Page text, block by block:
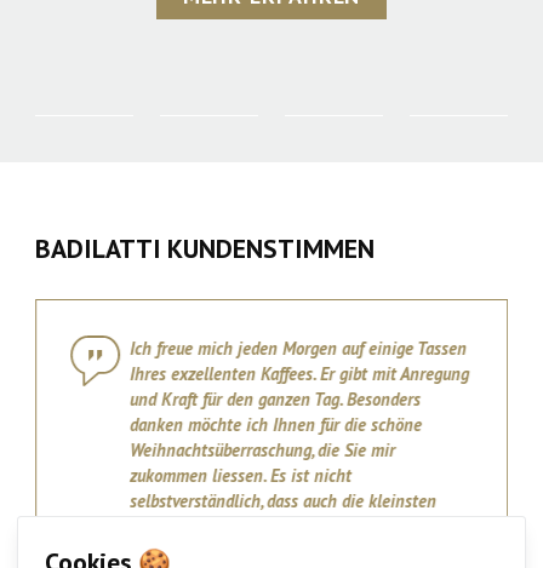
BADILATTI KUNDENSTIMMEN
Ich freue mich jeden Morgen auf einige Tassen
Ihres exzellenten Kaffees. Er gibt mit Anregung
und Kraft für den ganzen Tag. Besonders
danken möchte ich Ihnen für die schöne
Weihnachtsüberraschung, die Sie mir
zukommen liessen. Es ist nicht
selbstverständlich, dass auch die kleinsten
ANTON DIETRICH